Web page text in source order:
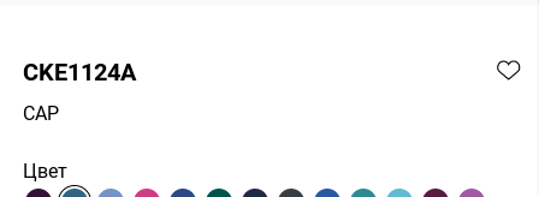
CKE1124A
CAP
Цвет